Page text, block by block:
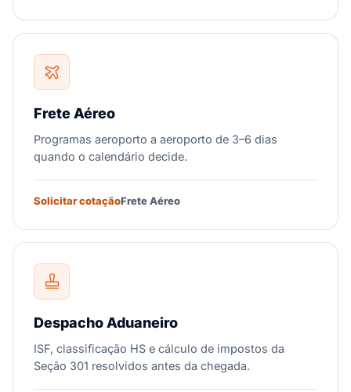
Frete Aéreo
Programas aeroporto a aeroporto de 3–6 dias
quando o calendário decide.
Solicitar cotaçãoFrete Aéreo
Despacho Aduaneiro
ISF, classificação HS e cálculo de impostos da
Seção 301 resolvidos antes da chegada.